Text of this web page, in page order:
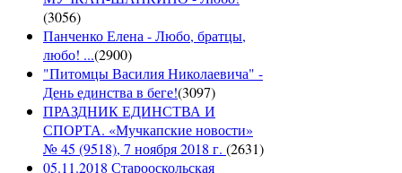
(3056)
Панченко Елена - Любо, братцы,
любо! ...(2900)
"Питомцы Василия Николаевича" -
День единства в беге!(3097)
ПРАЗДНИК ЕДИНСТВА И
СПОРТА. «Мучкапские новости»
№ 45 (9518), 7 ноября 2018 г. (2631)
05.11.2018 Старооскольская